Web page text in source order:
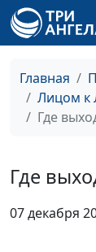
Главная
Лицом к
Где
Где
07 декабря
как Бог
дороге
спас
Божья
дороге
Красивые